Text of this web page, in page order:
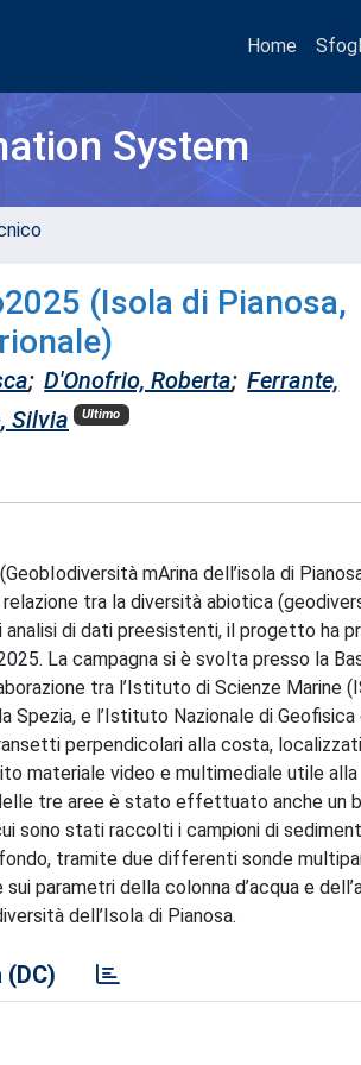
Home
System
(Isola di Pianosa,
; D'Onofrio, Roberta; Ferrante,
Silvia Ultimo
mArina dell’isola di
tra la diversità abiotica
analisi di dati preesistenti, il progetto ha
La campagna si è svolta presso la
tra l’Istituto di Scienze Marine
e l’Istituto Nazionale di Geofisica
perpendicolari alla costa,
materiale video e multimediale utile alla
tre aree è stato effettuato anche un
sono stati raccolti i campioni di
tramite due differenti sonde
parametri della colonna d’acqua e
dell’Isola di Pianosa.